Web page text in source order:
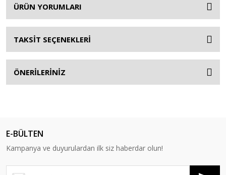
ÜRÜN YORUMLARI
TAKSİT SEÇENEKLERİ
ÖNERİLERİNİZ
E-BÜLTEN
Kampanya ve duyurulardan ilk siz haberdar olun!